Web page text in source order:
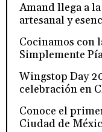
Amand llega a
artesanal y
Cocinamos con
Simplemente
Wingstop Day
celebración en
Conoce el
Ciudad de